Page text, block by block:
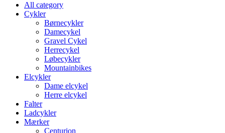
All category
Cykler
Børnecykler
Damecykel
Gravel Cykel
Herrecykel
Løbecykler
Mountainbikes
Elcykler
Dame elcykel
Herre elcykel
Falter
Ladcykler
Mærker
Centurion